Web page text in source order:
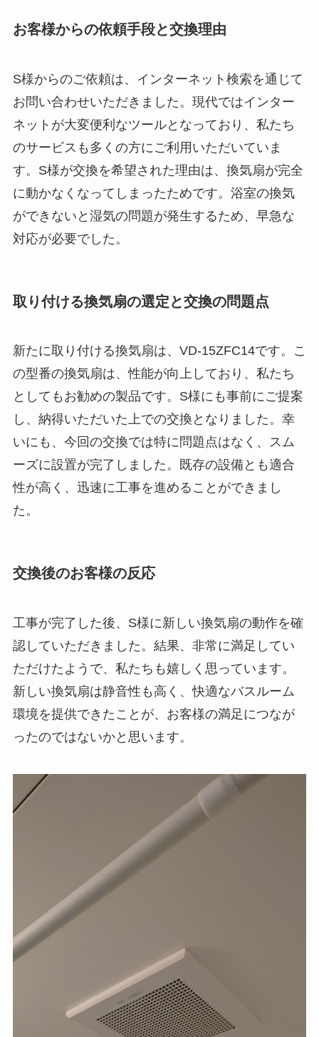
お客様からの依頼手段と交換理由
S様からのご依頼は、インターネット検索を通じて
お問い合わせいただきました。現代ではインター
ネットが大変便利なツールとなっており、私たち
のサービスも多くの方にご利用いただいていま
す。S様が交換を希望された理由は、換気扇が完全
に動かなくなってしまったためです。浴室の換気
ができないと湿気の問題が発生するため、早急な
対応が必要でした。
取り付ける換気扇の選定と交換の問題点
新たに取り付ける換気扇は、VD-15ZFC14です。こ
の型番の換気扇は、性能が向上しており、私たち
としてもお勧めの製品です。S様にも事前にご提案
し、納得いただいた上での交換となりました。幸
いにも、今回の交換では特に問題点はなく、スム
ーズに設置が完了しました。既存の設備とも適合
性が高く、迅速に工事を進めることができまし
た。
交換後のお客様の反応
工事が完了した後、S様に新しい換気扇の動作を確
認していただきました。結果、非常に満足してい
ただけたようで、私たちも嬉しく思っています。
新しい換気扇は静音性も高く、快適なバスルーム
環境を提供できたことが、お客様の満足につなが
ったのではないかと思います。